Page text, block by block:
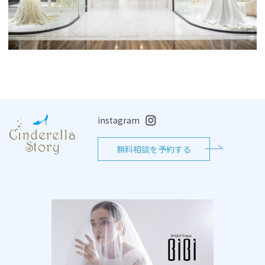
instagram
無料相談を予約する